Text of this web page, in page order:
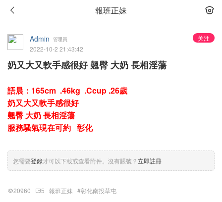
報班正妹
关注
Admin 管理員
2022-10-2 21:43:42
奶又大又軟手感很好 翹臀 大奶 長相淫蕩
語晨：165cm .46kg .Ccup .26歲
奶又大又軟手感很好
翹臀 大奶 長相淫蕩
服務騷氣現在可約 彰化
您需要登錄才可以下載或查看附件。沒有賬號？立即註冊
20960 5 報班正妹 #彰化南投草屯